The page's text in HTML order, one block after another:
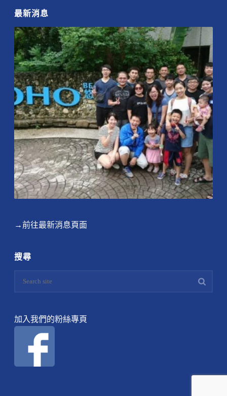
最新消息
→前往最新消息頁面
搜尋
加入我們的粉絲專頁